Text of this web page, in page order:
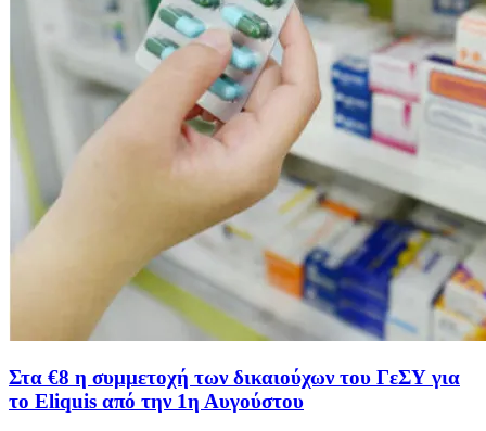
Στα €8 η συμμετοχή των δικαιούχων του ΓεΣΥ για
το Eliquis από την 1η Αυγούστου